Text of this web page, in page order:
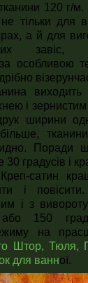
120 г/
не тільки для
а й для
завіс,
особливою
і
ширини
Поради
30 градусів і
Креп-сатин
і
і з
150
на
Штор, Тюля,
для ванної.